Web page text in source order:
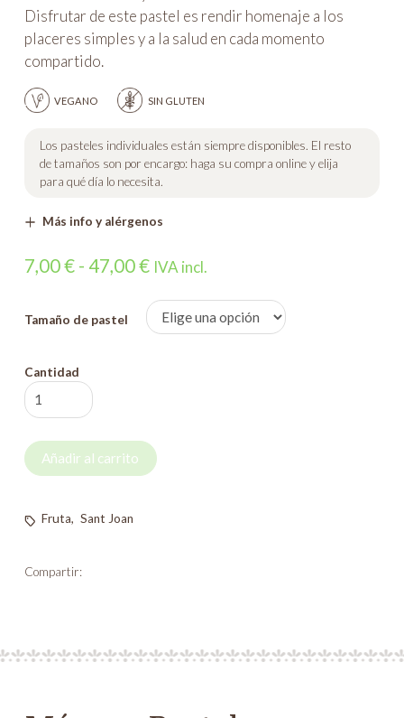
Disfrutar de este pastel es rendir homenaje a los
placeres simples y a la salud en cada momento
compartido.
VEGANO SIN GLUTEN
Los pasteles individuales están siempre disponibles. El resto
de tamaños son por encargo: haga su compra online y elija
para qué día lo necesita.
Más info y alérgenos
7,00€ - 47,00€Rango
precios:
IVA incl.
Tamaño de pastel
Cantidad
Pastel
de
melocotón
cantidad
Añadir al carrito
Fruta, Sant Joan
Compartir: